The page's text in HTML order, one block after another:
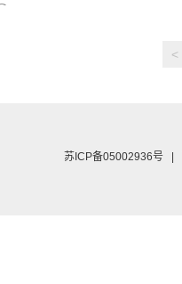
<
苏ICP备05002936号